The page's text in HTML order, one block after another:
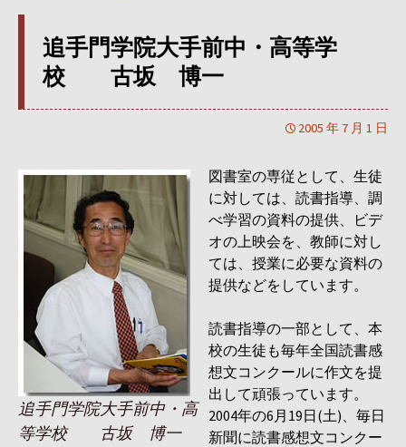
追手門学院大手前中・高等学
校 古坂 博一
2005 年 7 月 1 日
追手門学院大手前中・高
等学校 古坂 博一
図書室の専従として、生徒
に対しては、読書指導、調
べ学習の資料の提供、ビデ
オの上映会を、教師に対し
ては、授業に必要な資料の
提供などをしています。
読書指導の一部として、本
校の生徒も毎年全国読書感
想文コンクールに作文を提
出して頑張っています。
2004年の6月19日(土)、毎日
新聞に読書感想文コンクー